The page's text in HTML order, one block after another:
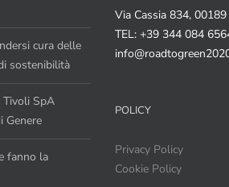
cura delle
sostenibilità
Tivoli SpA
Genere
fanno la
Via Cassia 834,
TEL: +39 344 084
POLICY
Privacy Policy
Cookie Policy